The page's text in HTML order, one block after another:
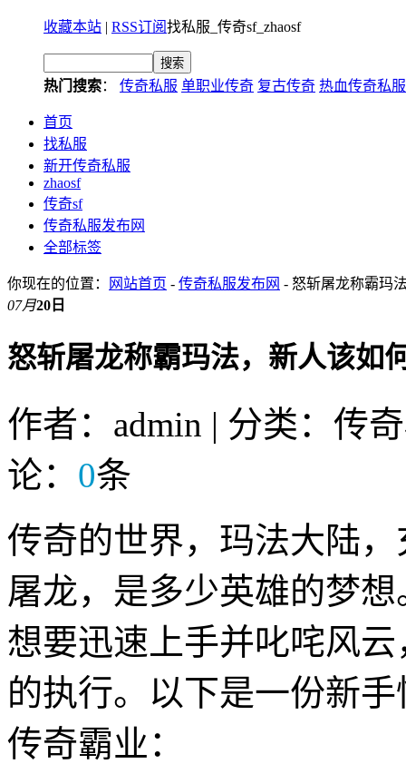
收藏本站 | RSS订阅找私服_传奇sf_zhaosf
热门搜索： 传奇私服 单职业传奇 复古传奇 热血传奇私服
首页
找私服
新开传奇私服
zhaosf
传奇sf
传奇私服发布网
全部标签
你现在的位置： 网站首页 - 传奇私服发布网 - 怒斩屠龙称霸玛
07月20日
怒斩屠龙称霸玛法，新人该如
作者：admin | 分类：传
论： 0条
传奇的世界，玛法大陆
屠龙，是多少英雄的梦
想要迅速上手并叱咤风
的执行。以下是一份新
传奇霸业：